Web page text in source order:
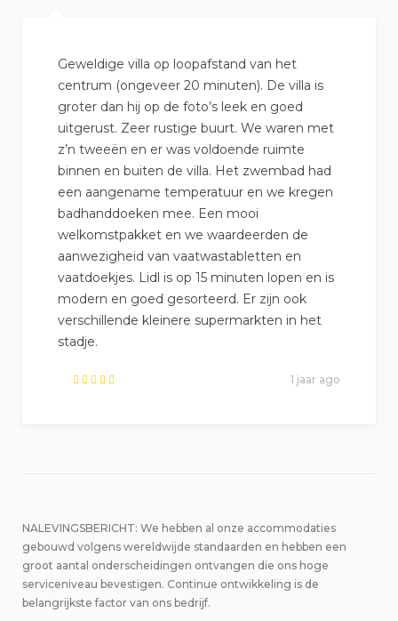
Geweldige villa op loopafstand van het
centrum (ongeveer 20 minuten). De villa is
groter dan hij op de foto’s leek en goed
uitgerust. Zeer rustige buurt. We waren met
z’n tweeën en er was voldoende ruimte
binnen en buiten de villa. Het zwembad had
een aangename temperatuur en we kregen
badhanddoeken mee. Een mooi
welkomstpakket en we waardeerden de
aanwezigheid van vaatwastabletten en
vaatdoekjes. Lidl is op 15 minuten lopen en is
modern en goed gesorteerd. Er zijn ook
verschillende kleinere supermarkten in het
stadje.
1 jaar ago
NALEVINGSBERICHT: We hebben al onze accommodaties
gebouwd volgens wereldwijde standaarden en hebben een
groot aantal onderscheidingen ontvangen die ons hoge
serviceniveau bevestigen. Continue ontwikkeling is de
belangrijkste factor van ons bedrijf.